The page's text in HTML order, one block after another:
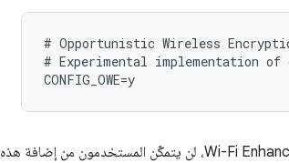
# Opportunistic Wireless
# Experimental implementation
في حال عدم تفعيل WPA3-Personal أو WPA3-Enterprise أو Wi-Fi Enhanced Open، لن يتمكّن المستخدمون من إضافة هذه